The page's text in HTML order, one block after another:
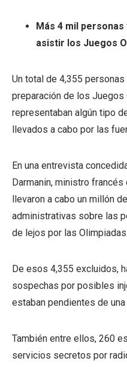
Más 4 mil
asistir los Juegos
Un total de 4,355
preparación de los
representaban algún tipo
llevados a cabo por las
En una entrevista
Darmanin, ministro
llevaron a cabo un millón
administrativas sobre las
de lejos por las Olimpiadas.
De esos 4,355 excluidos,
sospechas por posibles
estaban pendientes de
También entre ellos, 260
servicios secretos por